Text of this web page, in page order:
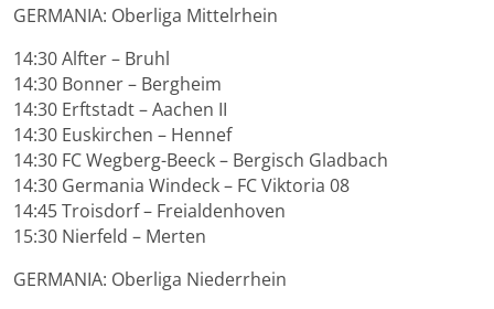
GERMANIA: Oberliga Mittelrhein
14:30 Alfter – Bruhl
14:30 Bonner – Bergheim
14:30 Erftstadt – Aachen II
14:30 Euskirchen – Hennef
14:30 FC Wegberg-Beeck – Bergisch Gladbach
14:30 Germania Windeck – FC Viktoria 08
14:45 Troisdorf – Freialdenhoven
15:30 Nierfeld – Merten
GERMANIA: Oberliga Niederrhein